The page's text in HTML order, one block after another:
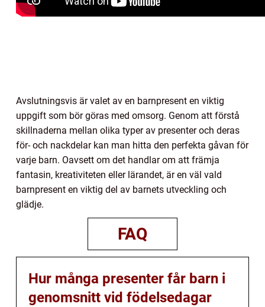
Avslutningsvis är valet av en barnpresent en viktig
uppgift som bör göras med omsorg. Genom att förstå
skillnaderna mellan olika typer av presenter och deras
för- och nackdelar kan man hitta den perfekta gåvan för
varje barn. Oavsett om det handlar om att främja
fantasin, kreativiteten eller lärandet, är en väl vald
barnpresent en viktig del av barnets utveckling och
glädje.
FAQ
Hur många presenter får barn i
genomsnitt vid födelsedagar